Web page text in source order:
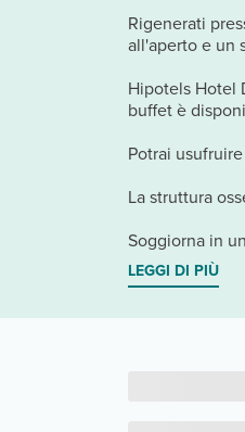
Rigenerati
all'aperto e un
Hipotels Hotel
buffet è
Potrai
La struttura
Soggiorna in
LEGGI DI PIÙ